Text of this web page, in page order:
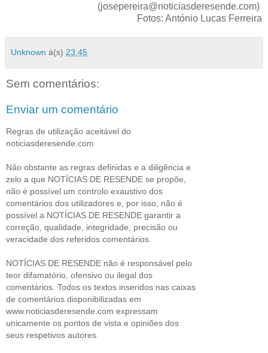
(josepereira@noticiasderesende.com)
Fotos: António Lucas Ferreira
Unknown à(s) 23:45
Sem comentários:
Enviar um comentário
Regras de utilização aceitável do
noticiasderesende.com
Não obstante as regras definidas e a diligência e
zelo a que NOTÍCIAS DE RESENDE se propõe,
não é possível um controlo exaustivo dos
comentários dos utilizadores e, por isso, não é
possível a NOTÍCIAS DE RESENDE garantir a
correção, qualidade, integridade, precisão ou
veracidade dos referidos comentários.
NOTÍCIAS DE RESENDE não é responsável pelo
teor difamatório, ofensivo ou ilegal dos
comentários. Todos os textos inseridos nas caixas
de comentários disponibilizadas em
www.noticiasderesende.com expressam
unicamente os pontos de vista e opiniões dos
seus respetivos autores.